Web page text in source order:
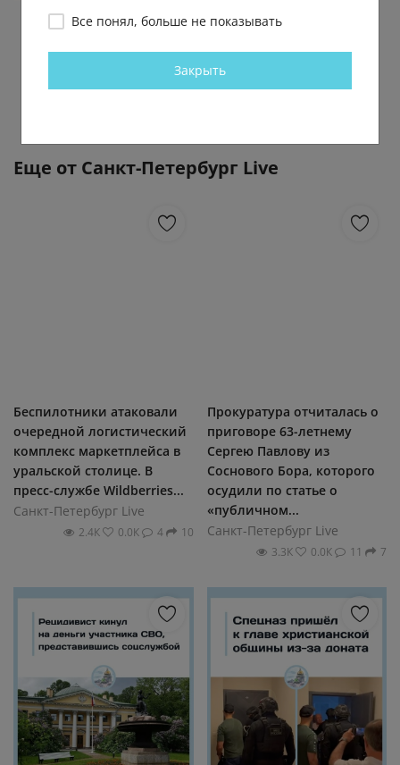
Еще от Санкт-Петербург Live
Беспилотники атаковали
очередной логистический
комплекс маркетплейса в
уральской столице. В
пресс-службе Wildberries...
Санкт-Петербург Live
2.4К 0.0К 4 10
Прокуратура отчиталась о
приговоре 63-летнему
Сергею Павлову из
Соснового Бора, которого
осудили по статье о
«публичном...
Санкт-Петербург Live
3.3К 0.0К 11 7
Все понял, больше не показывать
Закрыть